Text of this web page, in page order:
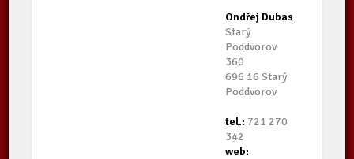
Ondřej Dubas
Starý
Poddvorov
360
696 16 Starý
Poddvorov
tel.: 721 270
342
web: